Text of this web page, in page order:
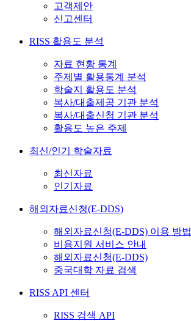
고객제안
신고센터
RISS 활용도 분석
자료 현황 통계
주제별 활용통계 분석
학술지 활용도 분석
복사/대출제공 기관 분석
복사/대출신청 기관 분석
활용도 높은 주제
최신/인기 학술자료
최신자료
인기자료
해외자료신청(E-DDS)
해외자료신청(E-DDS) 이용 방법
비용지원 서비스 안내
해외자료신청(E-DDS)
중국대학 자료 검색
RISS API 센터
RISS 검색 API